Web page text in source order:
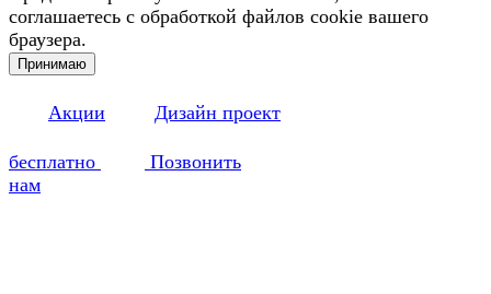
соглашаетесь с обработкой файлов cookie вашего
браузера.
Принимаю
Акции Дизайн проект
бесплатно
Позвонить
нам